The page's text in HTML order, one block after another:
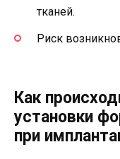
тканей.
Риск
Как
установки
при